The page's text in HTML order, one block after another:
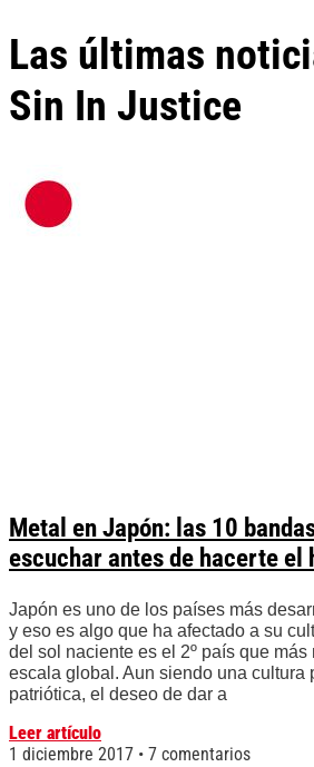
Las últimas
Sin In Justice
Metal en Japón: las 10
escuchar antes de hacerte el
Japón es uno de los países más
y eso es algo que ha afectado a su
del sol naciente es el 2º país que
escala global. Aun siendo una cultura
patriótica, el deseo de dar a
Leer artículo
1 diciembre 2017
7 comentarios